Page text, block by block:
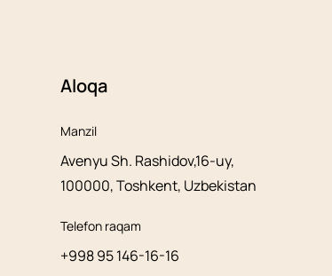
Aloqa
Manzil
Avenyu Sh. Rashidov,16-uy,
100000, Toshkent, Uzbekistan
Telefon raqam
+998 95 146-16-16